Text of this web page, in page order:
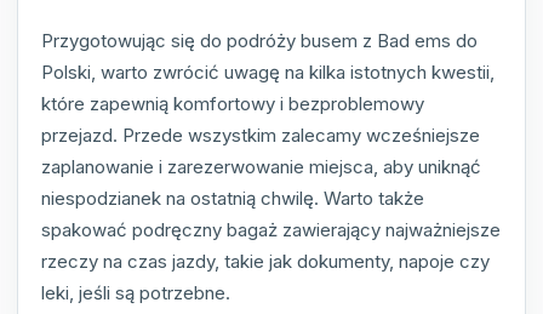
Przygotowując się do podróży busem z Bad ems do
Polski, warto zwrócić uwagę na kilka istotnych kwestii,
które zapewnią komfortowy i bezproblemowy
przejazd. Przede wszystkim zalecamy wcześniejsze
zaplanowanie i zarezerwowanie miejsca, aby uniknąć
niespodzianek na ostatnią chwilę. Warto także
spakować podręczny bagaż zawierający najważniejsze
rzeczy na czas jazdy, takie jak dokumenty, napoje czy
leki, jeśli są potrzebne.